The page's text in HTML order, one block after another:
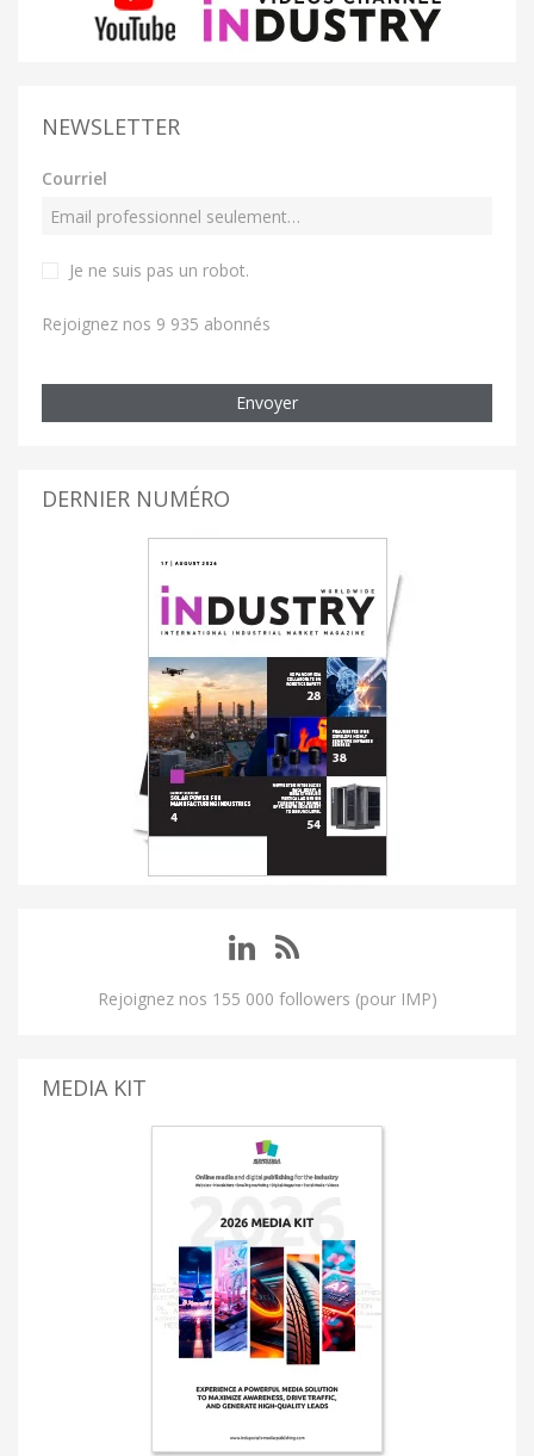
NEWSLETTER
Courriel
Je ne suis pas un robot.
Rejoignez nos 9 935 abonnés
Envoyer
DERNIER NUMÉRO
Rejoignez nos 155 000 followers (pour IMP)
MEDIA KIT